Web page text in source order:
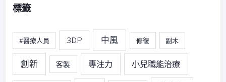
標籤
#醫療人員 3DP 中風 修復 副木
創新 客製 專注力 小兒職能治療